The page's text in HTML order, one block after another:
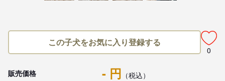
この子犬をお気に入り登録する
0
販売価格 - 円 （税込）